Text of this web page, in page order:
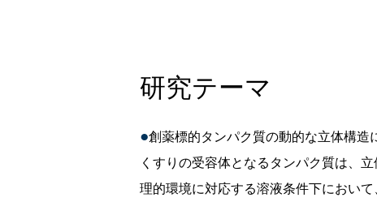
研究テーマ
創薬標的タンパク質の動的な立体構造
くすりの受容体となるタンパク質は、
理的環境に対応する溶液条件下におい